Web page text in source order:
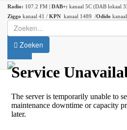
Radio: 107.2 FM | DAB+: kanaal 5C (DAB lokaal
Ziggo kanaal 41 / KPN kanaal 1489 /Odido
Zoeken